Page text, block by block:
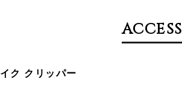
ACCESS
ク クリッパー